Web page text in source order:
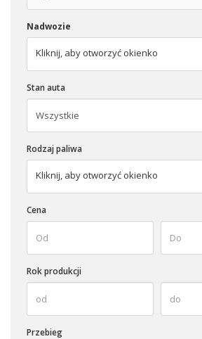
Nadwozie
Kliknij, aby otworzyć okienko
Stan auta
Rodzaj paliwa
Kliknij, aby otworzyć okienko
Cena
Rok produkcji
Przebieg